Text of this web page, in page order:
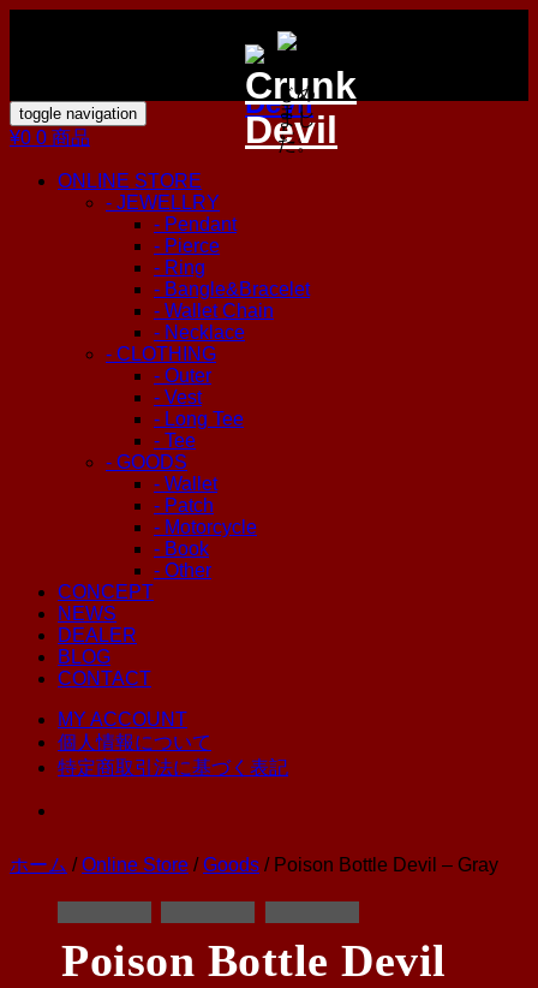
toggle navigation
¥0 0 商品
ONLINE STORE
- JEWELLRY
- Pendant
- Pierce
- Ring
- Bangle&Bracelet
- Wallet Chain
- Necklace
- CLOTHING
- Outer
- Vest
- Long Tee
- Tee
- GOODS
- Wallet
- Patch
- Motorcycle
- Book
- Other
CONCEPT
NEWS
DEALER
BLOG
CONTACT
MY ACCOUNT
個人情報について
特定商取引法に基づく表記
ホーム /Online Store /Goods / Poison Bottle Devil – Gray
Poison Bottle Devil